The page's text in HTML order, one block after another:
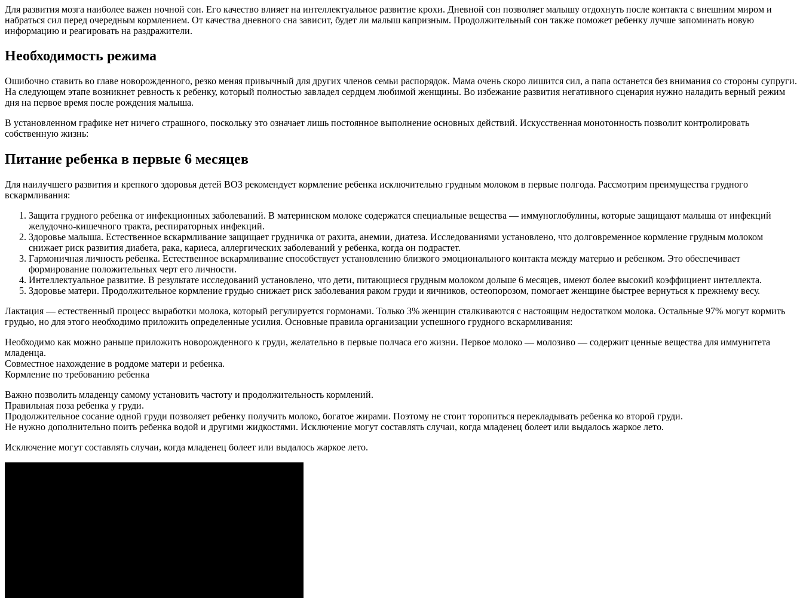
Для развития мозга наиболее важен ночной сон. Его качество влияет на интеллектуальное развитие крохи. Дневной сон позволяет малышу отдохнуть после контакта с внешним миром и
набраться сил перед очередным кормлением. От качества дневного сна зависит, будет ли малыш капризным. Продолжительный сон также поможет ребенку лучше запоминать новую
информацию и реагировать на раздражители.
Необходимость режима
Ошибочно ставить во главе новорожденного, резко меняя привычный для других членов семьи распорядок. Мама очень скоро лишится сил, а папа останется без внимания со стороны супруги.
На следующем этапе возникнет ревность к ребенку, который полностью завладел сердцем любимой женщины. Во избежание развития негативного сценария нужно наладить верный режим
дня на первое время после рождения малыша.
В установленном графике нет ничего страшного, поскольку это означает лишь постоянное выполнение основных действий. Искусственная монотонность позволит контролировать
собственную жизнь:
Питание ребенка в первые 6 месяцев
Для наилучшего развития и крепкого здоровья детей ВОЗ рекомендует кормление ребенка исключительно грудным молоком в первые полгода. Рассмотрим преимущества грудного
вскармливания:
Защита грудного ребенка от инфекционных заболеваний. В материнском молоке содержатся специальные вещества — иммуноглобулины, которые защищают малыша от инфекций
желудочно-кишечного тракта, респираторных инфекций.
Здоровье малыша. Естественное вскармливание защищает грудничка от рахита, анемии, диатеза. Исследованиями установлено, что долговременное кормление грудным молоком
снижает риск развития диабета, рака, кариеса, аллергических заболеваний у ребенка, когда он подрастет.
Гармоничная личность ребенка. Естественное вскармливание способствует установлению близкого эмоционального контакта между матерью и ребенком. Это обеспечивает
формирование положительных черт его личности.
Интеллектуальное развитие. В результате исследований установлено, что дети, питающиеся грудным молоком дольше 6 месяцев, имеют более высокий коэффициент интеллекта.
Здоровье матери. Продолжительное кормление грудью снижает риск заболевания раком груди и яичников, остеопорозом, помогает женщине быстрее вернуться к прежнему весу.
Лактация — естественный процесс выработки молока, который регулируется гормонами. Только 3% женщин сталкиваются с настоящим недостатком молока. Остальные 97% могут кормить
грудью, но для этого необходимо приложить определенные усилия. Основные правила организации успешного грудного вскармливания:
Необходимо как можно раньше приложить новорожденного к груди, желательно в первые полчаса его жизни. Первое молоко — молозиво — содержит ценные вещества для иммунитета
младенца.
Совместное нахождение в роддоме матери и ребенка.
Кормление по требованию ребенка
Важно позволить младенцу самому установить частоту и продолжительность кормлений.
Правильная поза ребенка у груди.
Продолжительное сосание одной груди позволяет ребенку получить молоко, богатое жирами. Поэтому не стоит торопиться перекладывать ребенка ко второй груди.
Не нужно дополнительно поить ребенка водой и другими жидкостями. Исключение могут составлять случаи, когда младенец болеет или выдалось жаркое лето.
Исключение могут составлять случаи, когда младенец болеет или выдалось жаркое лето.